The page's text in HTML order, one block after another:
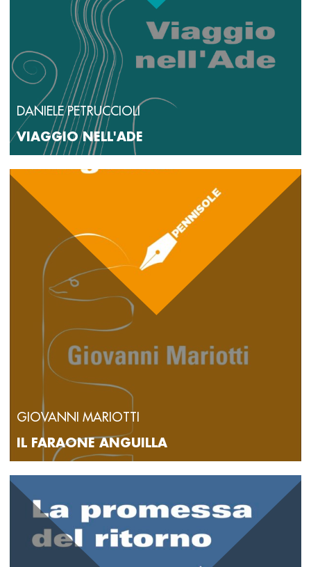
DANIELE PETRUCCIOLI
VIAGGIO NELL'ADE
GIOVANNI MARIOTTI
IL FARAONE ANGUILLA